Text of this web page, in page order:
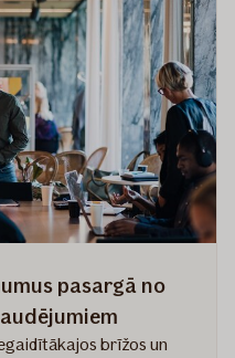
pasargā no
brīžos un